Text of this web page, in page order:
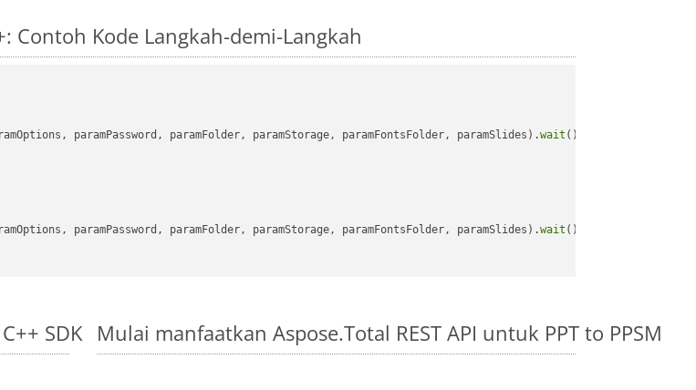
Contoh Kode Langkah-demi-Langkah
paramPassword, paramFolder, paramStorage, paramFontsFolder, paramSlides).wait ();
paramPassword, paramFolder, paramStorage, paramFontsFolder, paramSlides).wait ();
SDK Mulai manfaatkan Aspose.Total REST API untuk PPT to PPSM